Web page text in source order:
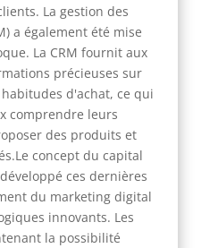
La gestion des
a également été mise
La CRM fournit aux
précieuses sur
d'achat, ce qui
comprendre leurs
des produits et
concept du capital
ces dernières
du marketing digital
innovants. Les
la possibilité